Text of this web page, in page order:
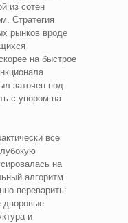
из сотен
Стратегия
рынков вроде
на быстрое
заточен под
с упором на
все
на
алгоритм
переварить:
дворовые
и